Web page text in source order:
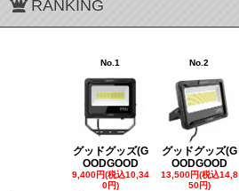
RANKING
No.1
グッドグッズ(G
OODGOOD
9,400円(税込10,34
0円)
No.2
グッドグッズ(G
OODGOOD
13,500円(税込14,8
50円)